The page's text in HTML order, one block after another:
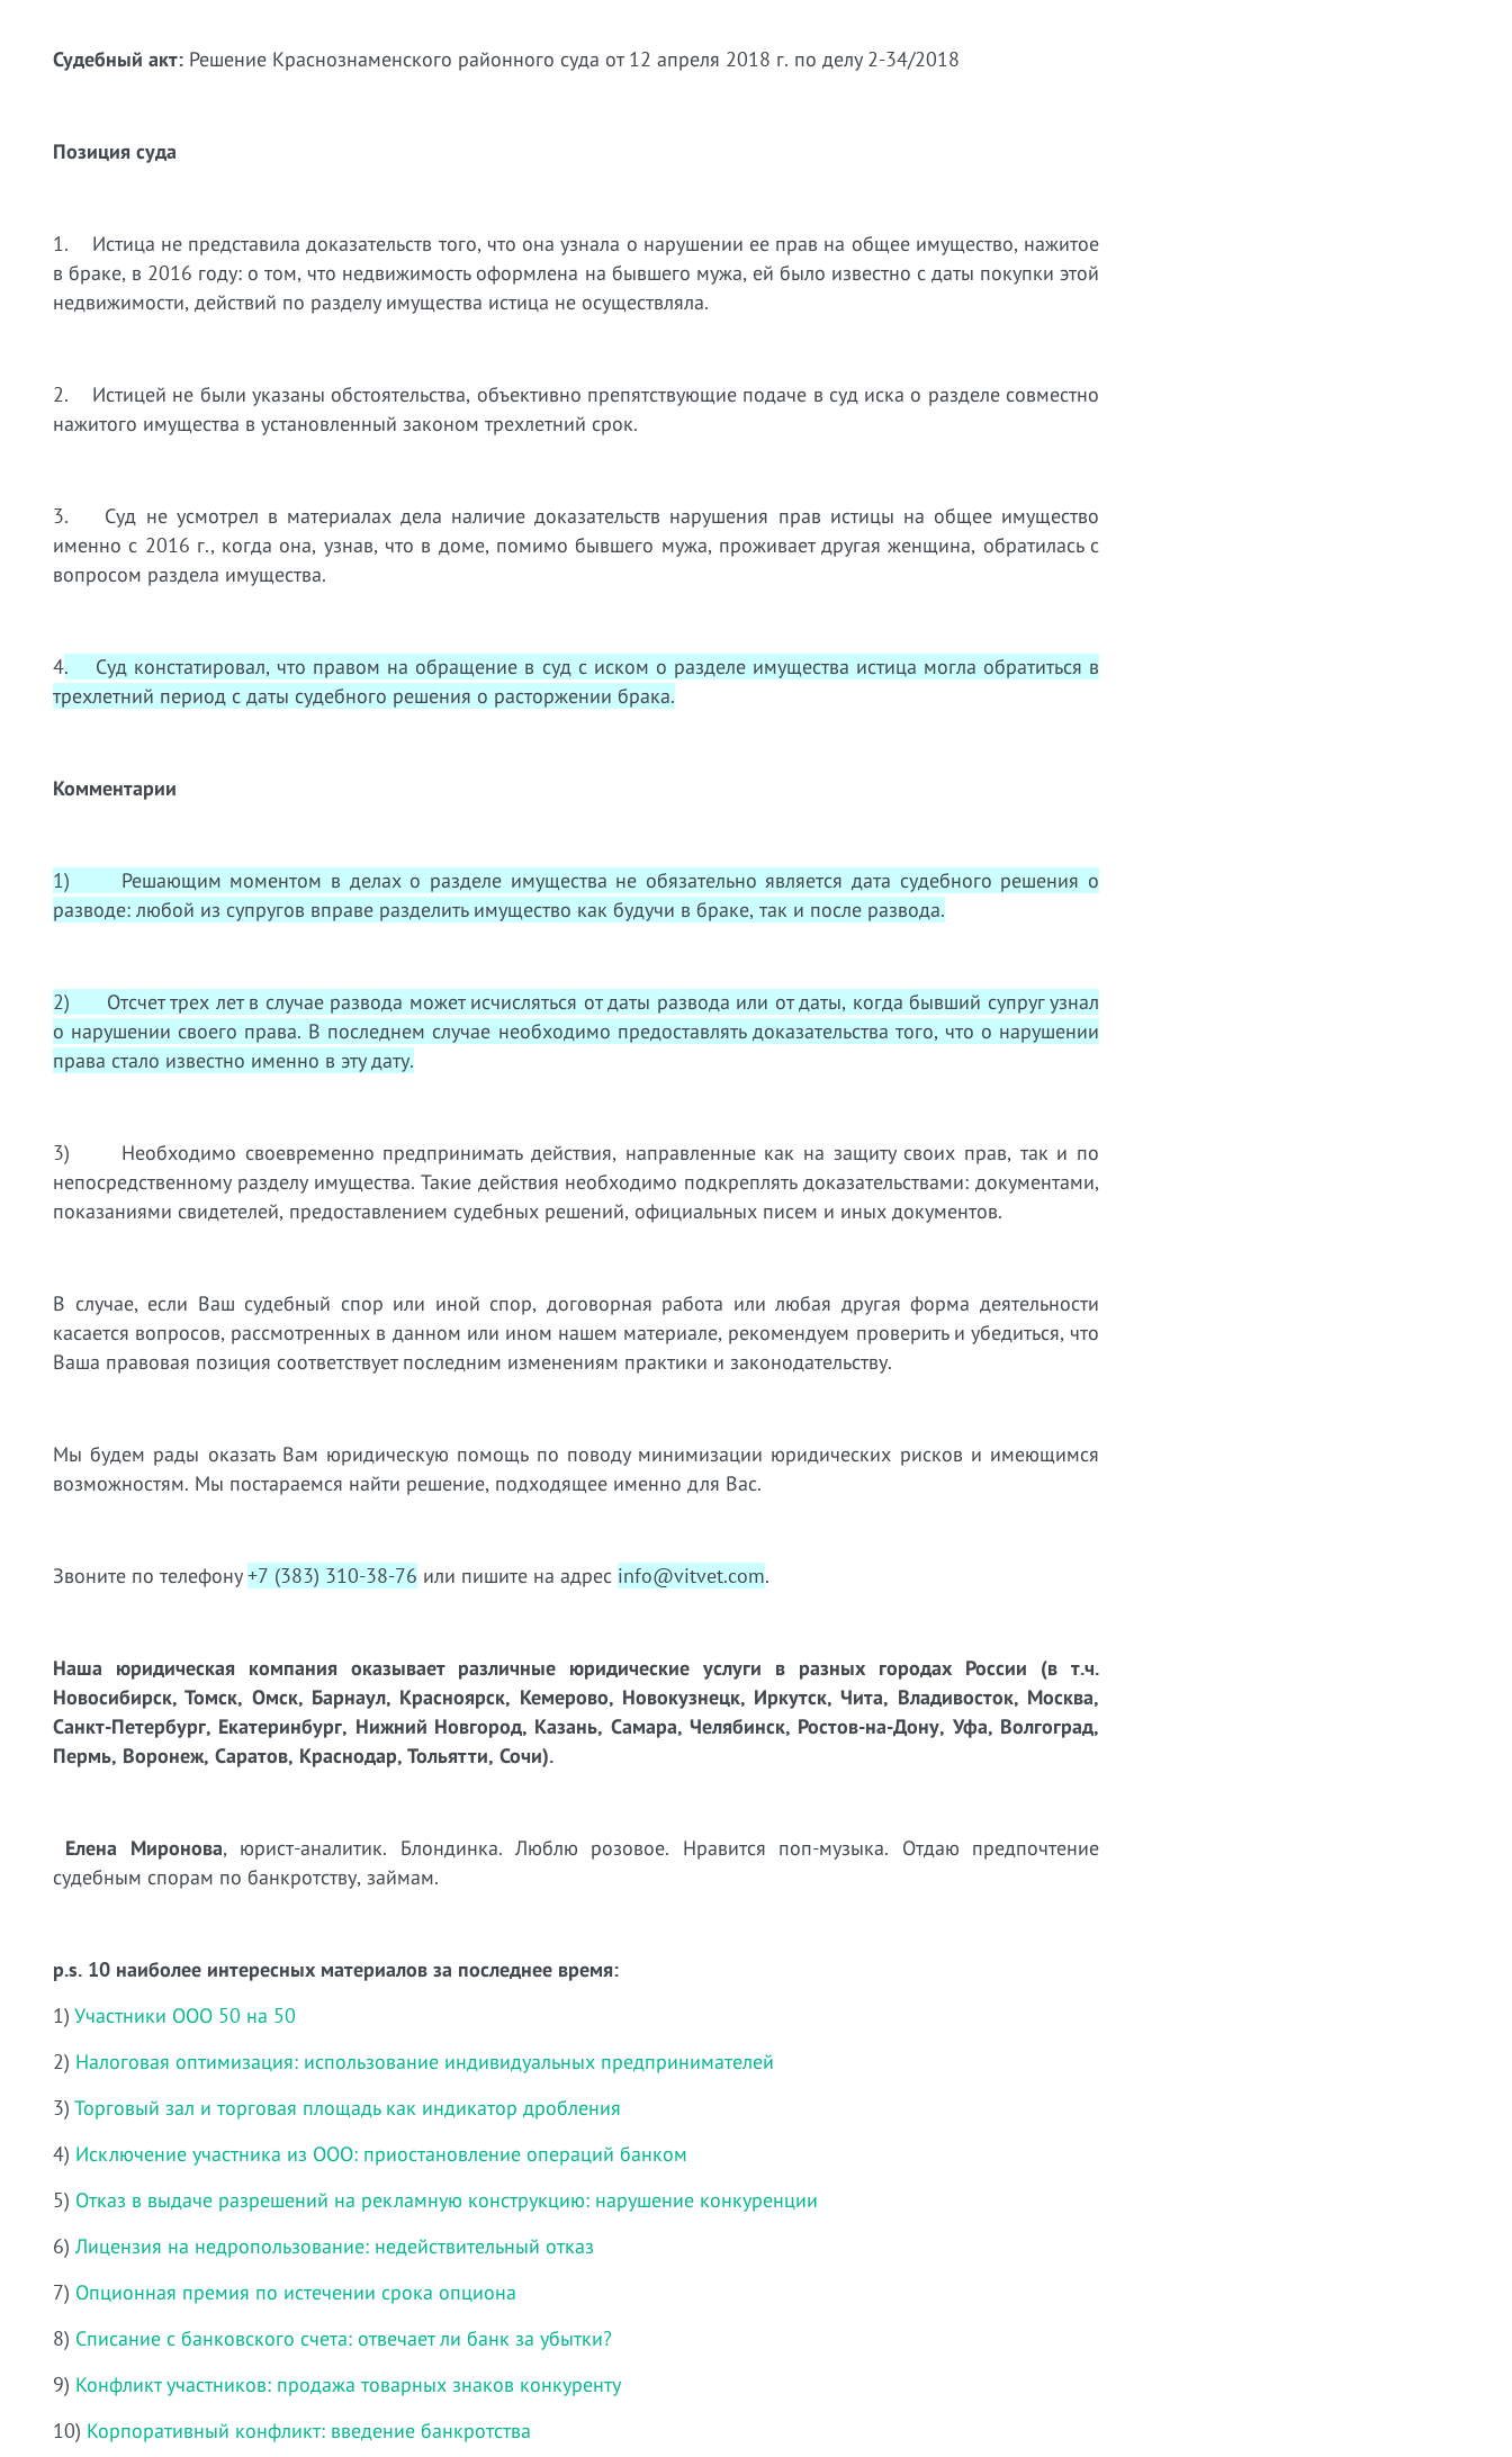
Судебный акт: Решение Краснознаменского районного суда от 12 апреля 2018 г. по делу 2-34/2018
Позиция суда
1. Истица не представила доказательств того, что она узнала о нарушении ее прав на общее имущество, нажитое
в браке, в 2016 году: о том, что недвижимость оформлена на бывшего мужа, ей было известно с даты покупки этой
недвижимости, действий по разделу имущества истица не осуществляла.
2. Истицей не были указаны обстоятельства, объективно препятствующие подаче в суд иска о разделе совместно
нажитого имущества в установленный законом трехлетний срок.
3. Суд не усмотрел в материалах дела наличие доказательств нарушения прав истицы на общее имущество
именно с 2016 г., когда она, узнав, что в доме, помимо бывшего мужа, проживает другая женщина, обратилась с
вопросом раздела имущества.
4. Суд констатировал, что правом на обращение в суд с иском о разделе имущества истица могла обратиться в
трехлетний период с даты судебного решения о расторжении брака.
Комментарии
1) Решающим моментом в делах о разделе имущества не обязательно является дата судебного решения о
разводе: любой из супругов вправе разделить имущество как будучи в браке, так и после развода.
2) Отсчет трех лет в случае развода может исчисляться от даты развода или от даты, когда бывший супруг узнал
о нарушении своего права. В последнем случае необходимо предоставлять доказательства того, что о нарушении
права стало известно именно в эту дату.
3) Необходимо своевременно предпринимать действия, направленные как на защиту своих прав, так и по
непосредственному разделу имущества. Такие действия необходимо подкреплять доказательствами: документами,
показаниями свидетелей, предоставлением судебных решений, официальных писем и иных документов.
В случае, если Ваш судебный спор или иной спор, договорная работа или любая другая форма деятельности
касается вопросов, рассмотренных в данном или ином нашем материале, рекомендуем проверить и убедиться, что
Ваша правовая позиция соответствует последним изменениям практики и законодательству.
Мы будем рады оказать Вам юридическую помощь по поводу минимизации юридических рисков и имеющимся
возможностям. Мы постараемся найти решение, подходящее именно для Вас.
Звоните по телефону+7 (383) 310-38-76 или пишите на адрес info@vitvet.com.
Наша юридическая компания оказывает различные юридические услуги в разных городах России (в т.ч.
Новосибирск, Томск, Омск, Барнаул, Красноярск, Кемерово, Новокузнецк, Иркутск, Чита, Владивосток, Москва,
Санкт-Петербург, Екатеринбург, Нижний Новгород, Казань, Самара, Челябинск, Ростов-на-Дону, Уфа, Волгоград,
Пермь, Воронеж, Саратов, Краснодар, Тольятти, Сочи).
Елена Миронова, юрист-аналитик. Блондинка. Люблю розовое. Нравится поп-музыка. Отдаю предпочтение
судебным спорам по банкротству, займам.
p.s. 10 наиболее интересных материалов за последнее время:
1) Участники ООО 50 на 50
2) Налоговая оптимизация: использование индивидуальных предпринимателей
3) Торговый зал и торговая площадь как индикатор дробления
4) Исключение участника из ООО: приостановление операций банком
5) Отказ в выдаче разрешений на рекламную конструкцию: нарушение конкуренции
6) Лицензия на недропользование: недействительный отказ
7) Опционная премия по истечении срока опциона
8) Списание с банковского счета: отвечает ли банк за убытки?
9) Конфликт участников: продажа товарных знаков конкуренту
10) Корпоративный конфликт: введение банкротства